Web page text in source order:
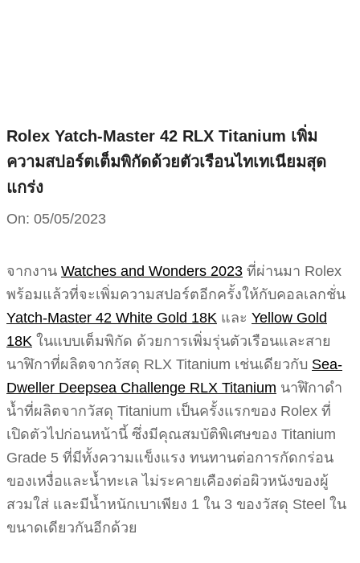
Rolex Yatch-Master 42 RLX Titanium เพิ่ม
ความสปอร์ตเต็มพิกัดด้วยตัวเรือนไทเทเนียมสุด
แกร่ง
On: 05/05/2023
จากงาน Watches and Wonders 2023 ที่ผ่านมา Rolex
พร้อมแล้วที่จะเพิ่มความสปอร์ตอีกครั้งให้กับคอลเลกชั่น
Yatch-Master 42 White Gold 18K และ Yellow Gold
18K ในแบบเต็มพิกัด ด้วยการเพิ่มรุ่นตัวเรือนและสาย
นาฬิกาที่ผลิตจากวัสดุ RLX Titanium เช่นเดียวกับ Sea-
Dweller Deepsea Challenge RLX Titanium นาฬิกาดำ
น้ำที่ผลิตจากวัสดุ Titanium เป็นครั้งแรกของ Rolex ที่
เปิดตัวไปก่อนหน้านี้ ซึ่งมีคุณสมบัติพิเศษของ Titanium
Grade 5 ที่มีทั้งความแข็งแรง ทนทานต่อการกัดกร่อน
ของเหงื่อและน้ำทะเล ไม่ระคายเคืองต่อผิวหนังของผู้
สวมใส่ และมีน้ำหนักเบาเพียง 1 ใน 3 ของวัสดุ Steel ใน
ขนาดเดียวกันอีกด้วย